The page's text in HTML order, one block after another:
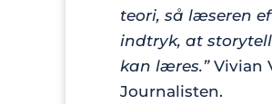
teori, så læseren
indtryk, at
kan læres.”Vivian
Journalisten.